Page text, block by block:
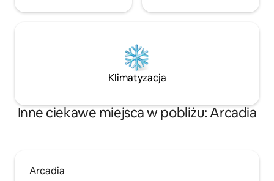
Klimatyzacja
Inne ciekawe miejsca w pobliżu: Arcadia
Arcadia